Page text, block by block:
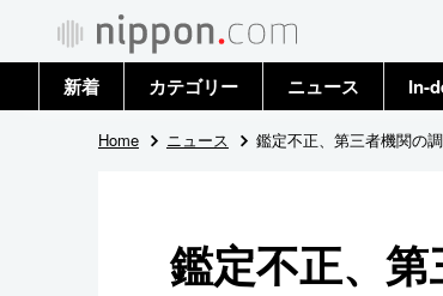
新着 カテゴリー
政治・外交
国際
ニュース
トップ
In-
Home ニュース 鑑定不正、第三者機関の
鑑定不正、